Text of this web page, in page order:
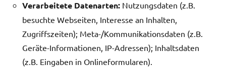
Verarbeitete Datenarten: Nutzungsdaten (z.B.
besuchte Webseiten, Interesse an Inhalten,
Zugriffszeiten); Meta-/Kommunikationsdaten (z.B.
Geräte-Informationen, IP-Adressen); Inhaltsdaten
(z.B. Eingaben in Onlineformularen).